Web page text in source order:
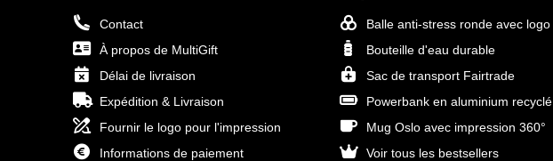
Contact
À propos de MultiGift
Délai de livraison
Expédition & Livraison
Fournir le logo pour l'impression
Informations de paiement
Balle anti-stress ronde avec logo
Bouteille d'eau durable
Sac de transport Fairtrade
Powerbank en aluminium recyclé
Mug Oslo avec impression 360°
Voir tous les bestsellers